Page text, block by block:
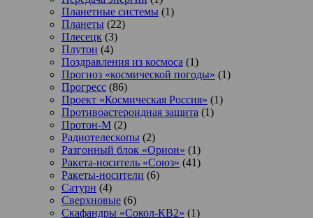
Планетные системы (1)
Планеты (22)
Плесецк (3)
Плутон (4)
Поздравления из космоса (1)
Прогноз «космической погоды» (1)
Прогресс (86)
Проект «Космическая Россия» (1)
Противоастероидная защита (1)
Протон-М (2)
Радиотелескопы (2)
Разгонный блок «Орион» (1)
Ракета-носитель «Союз» (41)
Ракеты-носители (6)
Сатурн (4)
Сверхновые (6)
Скафандры «Сокол-КВ2» (1)